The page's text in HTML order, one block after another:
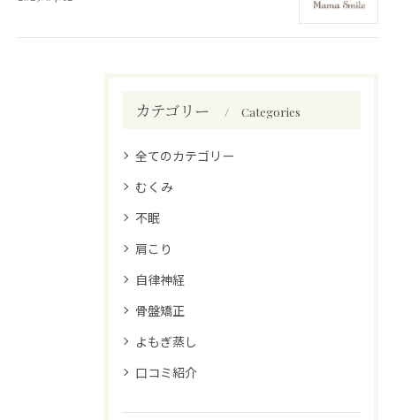
カテゴリー Categories
全てのカテゴリー
むくみ
不眠
肩こり
自律神経
骨盤矯正
よもぎ蒸し
口コミ紹介